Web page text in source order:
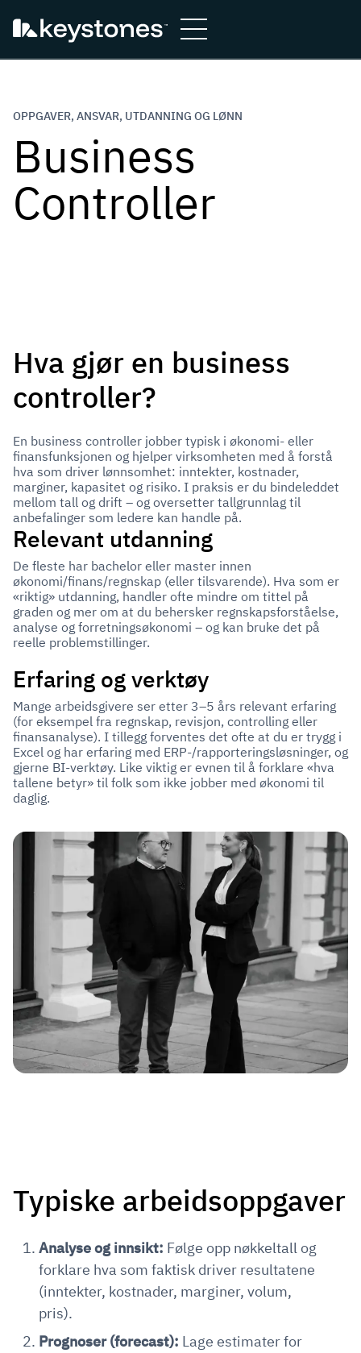
innhold
OPPGAVER, ANSVAR, UTDANNING OG LØNN
Business
Controller
Hva gjør en business
controller?
En business controller jobber typisk i økonomi- eller
finansfunksjonen og hjelper virksomheten med å forstå
hva som driver lønnsomhet: inntekter, kostnader,
marginer, kapasitet og risiko. I praksis er du bindeleddet
mellom tall og drift – og oversetter tallgrunnlag til
anbefalinger som ledere kan handle på.
Relevant utdanning
De fleste har bachelor eller master innen
økonomi/finans/regnskap (eller tilsvarende). Hva som er
«riktig» utdanning, handler ofte mindre om tittel på
graden og mer om at du behersker regnskapsforståelse,
analyse og forretningsøkonomi – og kan bruke det på
reelle problemstillinger.
Erfaring og verktøy
Mange arbeidsgivere ser etter 3–5 års relevant erfaring
(for eksempel fra regnskap, revisjon, controlling eller
finansanalyse). I tillegg forventes det ofte at du er trygg i
Excel og har erfaring med ERP-/rapporteringsløsninger, og
gjerne BI-verktøy. Like viktig er evnen til å forklare «hva
tallene betyr» til folk som ikke jobber med økonomi til
daglig.
Typiske arbeidsoppgaver
Analyse og innsikt: Følge opp nøkkeltall og
forklare hva som faktisk driver resultatene
(inntekter, kostnader, marginer, volum,
pris).
Prognoser (forecast): Lage estimater for